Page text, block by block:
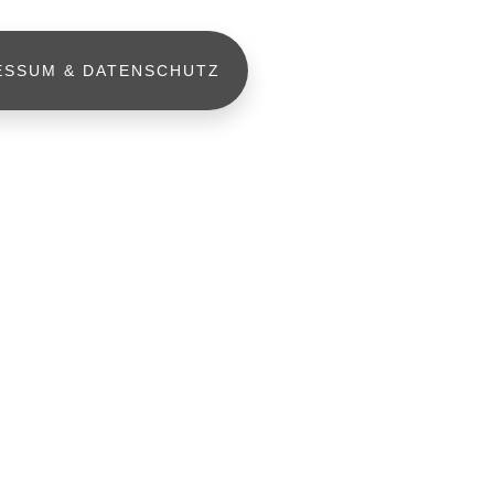
& DATENSCHUTZ